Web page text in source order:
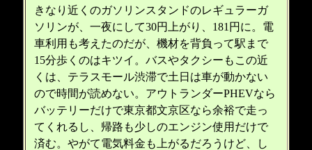
きなり近くのガソリンスタンドのレギュラーガ
ソリンが、一夜にして30円上がり、181円に。電
車利用も考えたのだが、機材を背負って駅まで
15分歩くのはキツイ。バスやタクシーもこの近
くは、テラスモール渋滞で土日は車が動かない
ので時間が読めない。アウトランダーPHEVなら
バッテリーだけで東京都文京区なら余裕で走っ
てくれるし、帰路も少しのエンジン使用だけで
済む。やがて電気料金も上がるだろうけど、し